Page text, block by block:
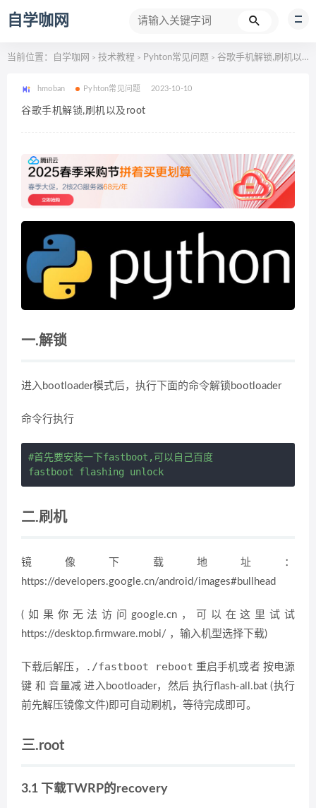
自学咖网
当前位置： 自学咖网 > 技术教程 > Pyhton常见问题 > 谷歌手机解锁,刷机以及root
hmoban Pyhton常见问题 2023-10-10
谷歌手机解锁,刷机以及root
一.解锁
进入bootloader模式后，执行下面的命令解锁bootloader
命令行执行
#首先要安装一下fastboot,可以自己百度
二.刷机
镜像下载地址：
https://developers.google.cn/android/images#bullhead
(如果你无法访问google.cn，可以在这里试试
https://desktop.firmware.mobi/ ，输入机型选择下载)
下载后解压， ./fastboot reboot 重启手机或者 按电源
键 和 音量减 进入bootloader，然后 执行flash-all.bat (执行
前先解压镜像文件)即可自动刷机，等待完成即可。
三.root
3.1 下载TWRP的recovery